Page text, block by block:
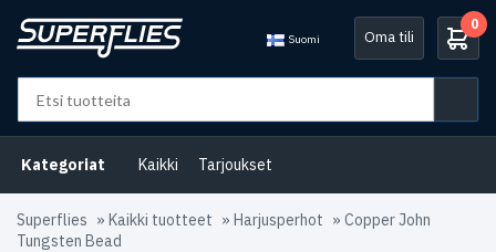
Suomi Oma tili
0
Kategoriat Kaikki Tarjoukset
Superflies » Kaikki tuotteet » Harjusperhot » Copper John
Tungsten Bead